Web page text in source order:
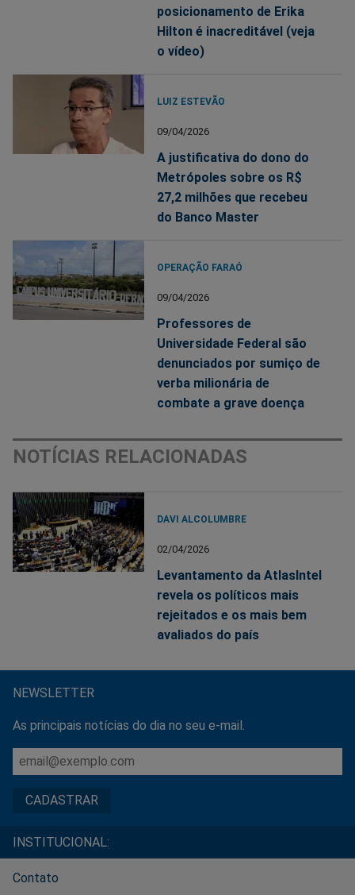
posicionamento de Erika
Hilton é inacreditável (veja
o vídeo)
LUIZ ESTEVÃO
09/04/2026
A justificativa do dono do
Metrópoles sobre os R$
27,2 milhões que recebeu
do Banco Master
OPERAÇÃO FARAÓ
09/04/2026
Professores de
Universidade Federal são
denunciados por sumiço de
verba milionária de
combate a grave doença
NOTÍCIAS RELACIONADAS
DAVI ALCOLUMBRE
02/04/2026
Levantamento da AtlasIntel
revela os políticos mais
rejeitados e os mais bem
avaliados do país
NEWSLETTER
As principais notícias do dia no seu e-mail.
INSTITUCIONAL:
Contato